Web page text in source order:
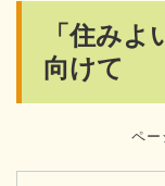
「住み
向けて
ペー